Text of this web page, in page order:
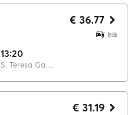
13:20
S. Teresa Gallura
€ 36.77
€ 31.19